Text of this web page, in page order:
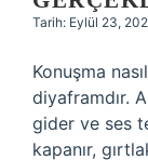
Tarih: Eylül 23,
Konuşma
diyaframdır.
gider ve ses
kapanır,